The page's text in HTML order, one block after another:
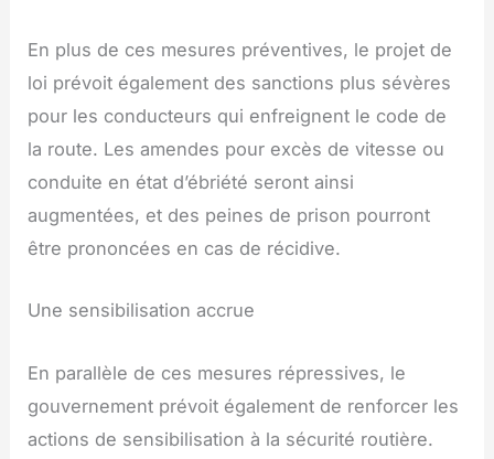
En plus de ces mesures préventives, le projet de
loi prévoit également des sanctions plus sévères
pour les conducteurs qui enfreignent le code de
la route. Les amendes pour excès de vitesse ou
conduite en état d’ébriété seront ainsi
augmentées, et des peines de prison pourront
être prononcées en cas de récidive.
Une sensibilisation accrue
En parallèle de ces mesures répressives, le
gouvernement prévoit également de renforcer les
actions de sensibilisation à la sécurité routière.